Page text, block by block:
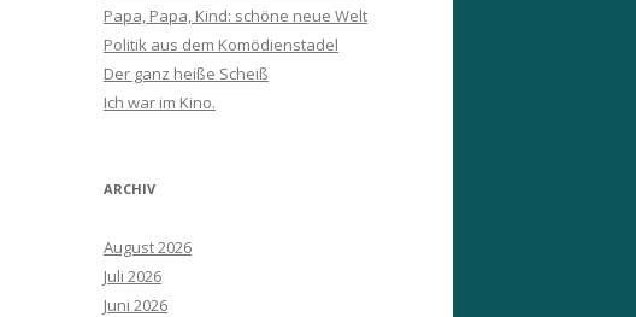
Papa, Papa, Kind: schöne neue Welt
Politik aus dem Komödienstadel
Der ganz heiße Scheiß
Ich war im Kino.
ARCHIV
August 2026
Juli 2026
Juni 2026